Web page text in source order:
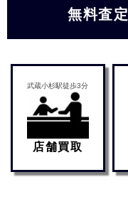
無料査
武蔵小杉駅徒歩3分
店舗買取